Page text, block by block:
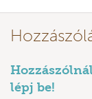
lépj be!